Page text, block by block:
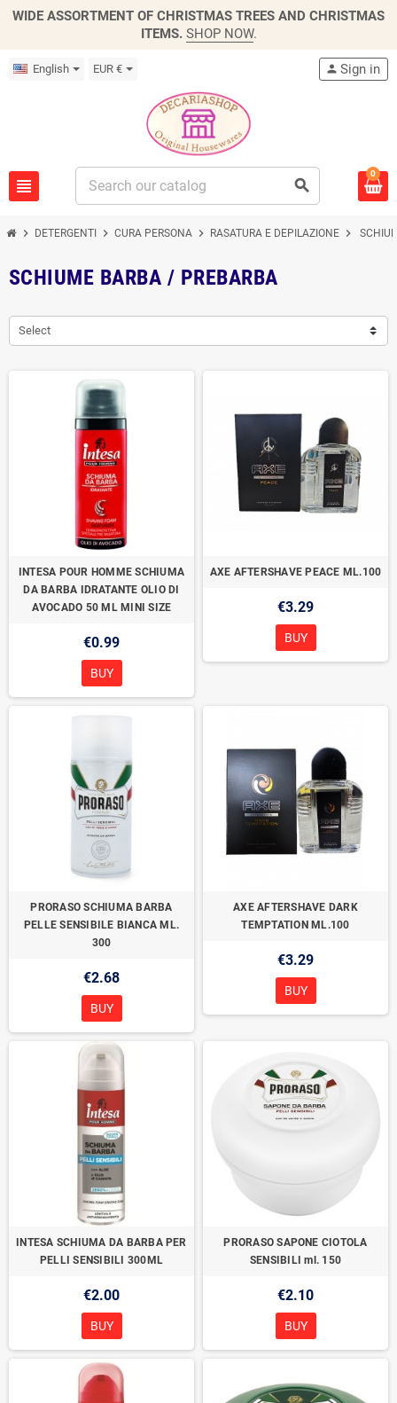
WIDE ASSORTMENT OF CHRISTMAS TREES AND CHRISTMAS
ITEMS. SHOP NOW.
English EUR €
view_headline search
person Sign in
0
chevron_right DETERGENTI chevron_right CURA PERSONA chevron_right RASATURA E DEPILAZIONE chevron_right
SCHIUME BARBA / PREBARBA
Select
INTESA POUR HOMME SCHIUMA
DA BARBA IDRATANTE OLIO DI
AVOCADO 50 ML MINI SIZE
€0.99
BUY
AXE AFTERSHAVE PEACE ML.100
€3.29
BUY
PRORASO SCHIUMA BARBA
PELLE SENSIBILE BIANCA ML.
300
€2.68
BUY
AXE AFTERSHAVE DARK
TEMPTATION ML.100
€3.29
BUY
INTESA SCHIUMA DA BARBA PER
PELLI SENSIBILI 300ML
€2.00
BUY
PRORASO SAPONE CIOTOLA
SENSIBILI ml. 150
€2.10
BUY